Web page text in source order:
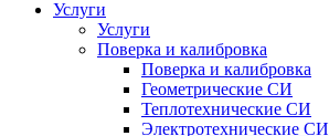
Услуги
Услуги
Поверка и калибровка
Поверка и калибровка
Геометрические СИ
Теплотехнические СИ
Электротехнические СИ